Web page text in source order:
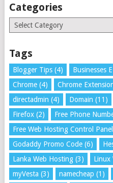
Categories
Categories
Tags
Blogger Tips(4) Businesses
Chrome(4) Chrome
directadmin (4) Domain (11)
Firefox(2) Free Phone
Free Web Hosting Control Panel
Godaddy Promo Code(6)
Lanka Web Hosting(3) Linux
myVesta (3) namecheap (1)